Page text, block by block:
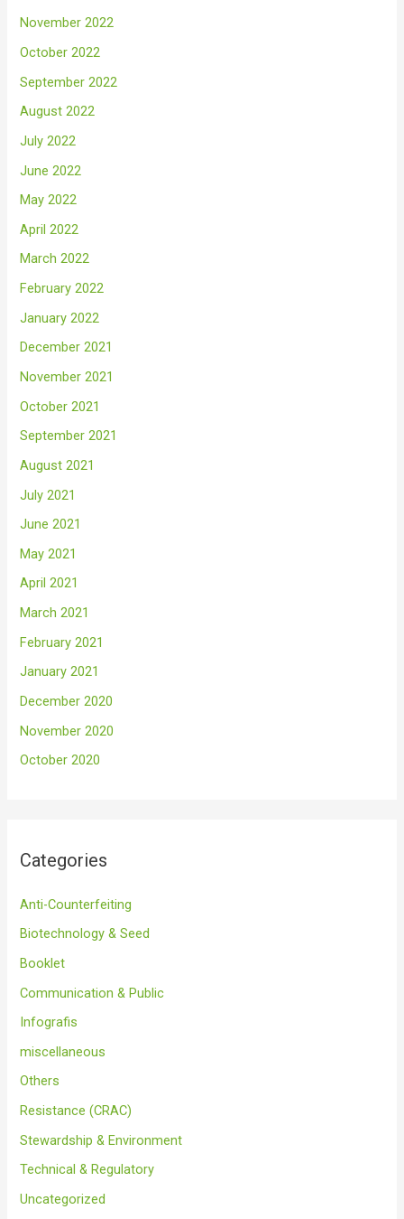
November 2022
October 2022
September 2022
August 2022
July 2022
June 2022
May 2022
April 2022
March 2022
February 2022
January 2022
December 2021
November 2021
October 2021
September 2021
August 2021
July 2021
June 2021
May 2021
April 2021
March 2021
February 2021
January 2021
December 2020
November 2020
October 2020
Categories
Anti-Counterfeiting
Biotechnology & Seed
Booklet
Communication & Public
Infografis
miscellaneous
Others
Resistance (CRAC)
Stewardship & Environment
Technical & Regulatory
Uncategorized